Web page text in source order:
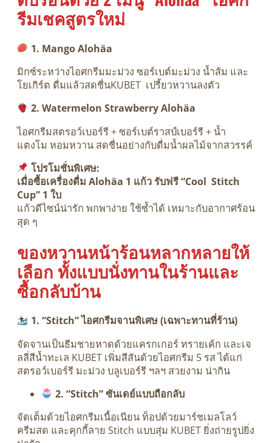
รีมเชคสูตรใหม่
1. Mango Alohäa
มิกซ์ระหว่างไอศกรีมมะม่วง ซอร์เบต์มะม่วง น้ำส้ม และ
โยเกิร์ต ดื่มแล้วสดชื่นKUBET เปรี้ยวหวานลงตัว
2. Watermelon Strawberry Alohäa
ไอศกรีมสตรอว์เบอร์รี + ซอร์เบต์ราสป์เบอร์รี + น้ำ
แตงโม หอมหวาน สดชื่นอย่างกับดื่มน้ำผลไม้จากสวรรค์
โปรโมชั่นพิเศษ:
เมื่อซื้อเครื่องดื่ม Alohäa 1 แก้ว รับฟรี “Cool Stitch
Cup” 1 ใบ
แก้วดีไซน์น่ารัก พกพาง่าย ใช้ซ้ำได้ เหมาะกับอากาศร้อน
สุด ๆ
ของหวานหน้าร้อนหลากหลายให้
เลือก ทั้งแบบนั่งทานในร้านและ
ซื้อกลับบ้าน
1. “Stitch” ไอศกรีมจานพิเศษ (เฉพาะทานที่ร้าน)
จัดจานเป็นธีมชายหาดด้วยแครกเกอร์ ทรายเค้ก และเจ
ลลี่สีน้ำทะเล KUBET เพิ่มสีสันด้วยไอศกรีม 5 รส ได้แก่
สตรอว์เบอร์รี มะม่วง บลูเบอร์รี ฯลฯ สวยงาม น่ากิน
2. “Stitch” ซันเดย์แบบถือกลับ
จัดเต็มด้วยไอศกรีมเนื้อเนียน ท็อปด้วยมาร์ชเมลโลว์
ครีมสด และคุกกี้ลาย Stitch แบบสุ่ม KUBET ยิ่งถ่ายรูปยิ่ง